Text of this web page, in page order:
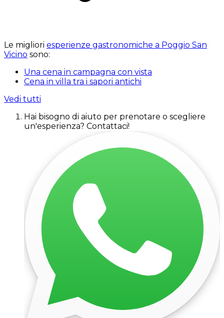
Le migliori esperienze gastronomiche a Poggio San
Vicino sono:
Una cena in campagna con vista
Cena in villa tra i sapori antichi
Vedi tutti
Hai bisogno di aiuto per prenotare o scegliere
un'esperienza? Contattaci!